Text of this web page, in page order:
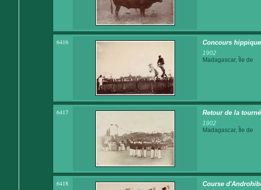
6416 Concours
1902
Madagascar, Île de
6417 Retour de la
1902
Madagascar, Île de
6418 Course